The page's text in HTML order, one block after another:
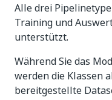
Alle drei
Training und
unterstützt.
Während Sie das
werden die Klassen
bereitgestellte